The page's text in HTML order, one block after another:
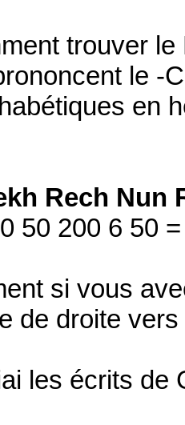
trouver
le -
en
Rech Nun
50 200 6 50
si vous
de droite
les écrits de